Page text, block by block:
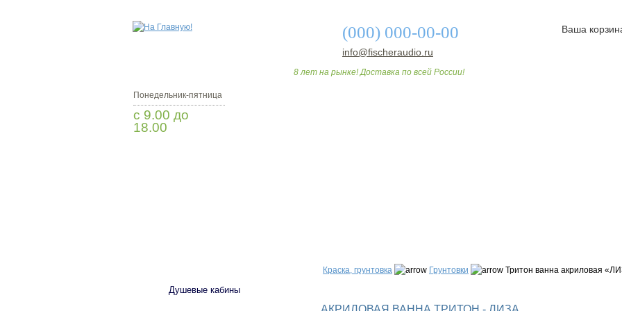
(000) 000-00-00
info@fischeraudio.ru
8 лет на рынке! Доставка по всей России!
Ваша
Понедельник-пятница
с 9.00 до
18.00
Краска, грунтовка Грунтовки Тритон ванна акриловая
Душевые кабины